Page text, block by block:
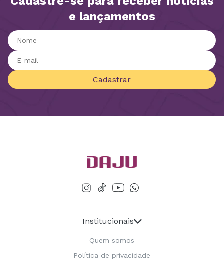
e lançamentos
Cadastrar
Institucionais
Quem somos
Política de privacidade